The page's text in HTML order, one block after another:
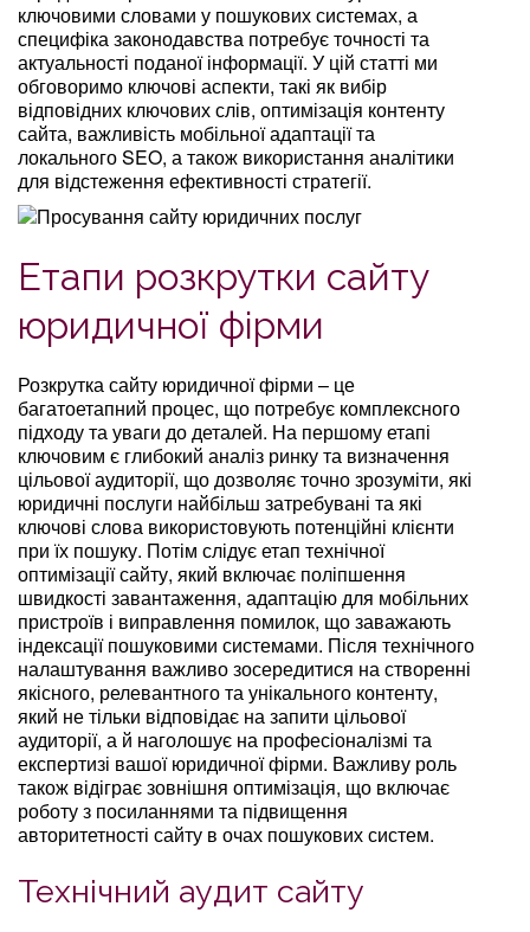
ключовими словами у пошукових системах, а
специфіка законодавства потребує точності та
актуальності поданої інформації. У цій статті ми
обговоримо ключові аспекти, такі як вибір
відповідних ключових слів, оптимізація контенту
сайта, важливість мобільної адаптації та
локального SEO, а також використання аналітики
для відстеження ефективності стратегії.
Етапи розкрутки сайту
юридичної фірми
Розкрутка сайту юридичної фірми – це
багатоетапний процес, що потребує комплексного
підходу та уваги до деталей. На першому етапі
ключовим є глибокий аналіз ринку та визначення
цільової аудиторії, що дозволяє точно зрозуміти, які
юридичні послуги найбільш затребувані та які
ключові слова використовують потенційні клієнти
при їх пошуку. Потім слідує етап технічної
оптимізації сайту, який включає поліпшення
швидкості завантаження, адаптацію для мобільних
пристроїв і виправлення помилок, що заважають
індексації пошуковими системами. Після технічного
налаштування важливо зосередитися на створенні
якісного, релевантного та унікального контенту,
який не тільки відповідає на запити цільової
аудиторії, а й наголошує на професіоналізмі та
експертизі вашої юридичної фірми. Важливу роль
також відіграє зовнішня оптимізація, що включає
роботу з посиланнями та підвищення
авторитетності сайту в очах пошукових систем.
Технічний аудит сайту